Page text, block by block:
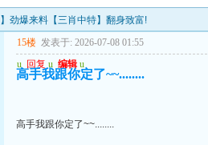
劲爆来料【三肖中特】翻身致富!
15楼 发表于: 2026-07-08 01:55
u 回复 u 编辑 u
高手我跟你定了~~........
高手我跟你定了~~........